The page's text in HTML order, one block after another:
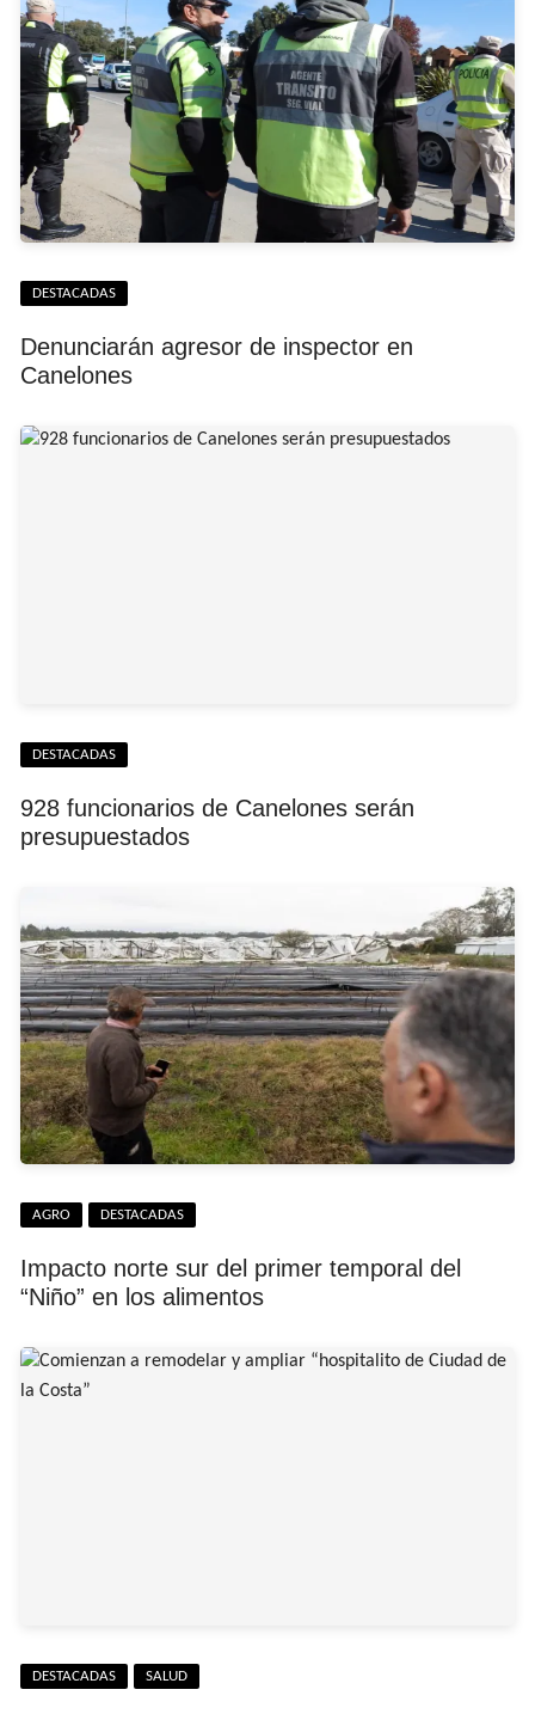
DESTACADAS
Denunciarán agresor de inspector en
Canelones
DESTACADAS
928 funcionarios de Canelones serán
presupuestados
AGRO DESTACADAS
Impacto norte sur del primer temporal del
“Niño” en los alimentos
DESTACADAS SALUD